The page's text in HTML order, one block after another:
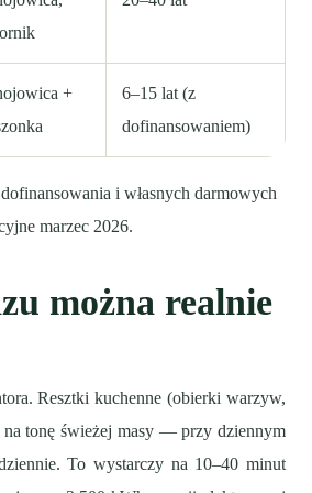
+
6–15 lat (z
dofinansowaniem)
i własnych darmowych
marzec 2026.
można realnie
Resztki kuchenne (obierki warzyw,
tonę świeżej masy — przy dziennym
To wystarczy na 10–40 minut